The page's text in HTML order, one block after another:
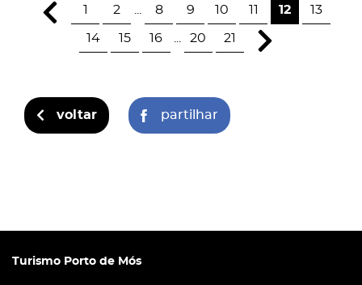
1 2 8 9 10 11 12 13
14 15 16 20 21
voltar partilhar
Turismo Porto de Mós